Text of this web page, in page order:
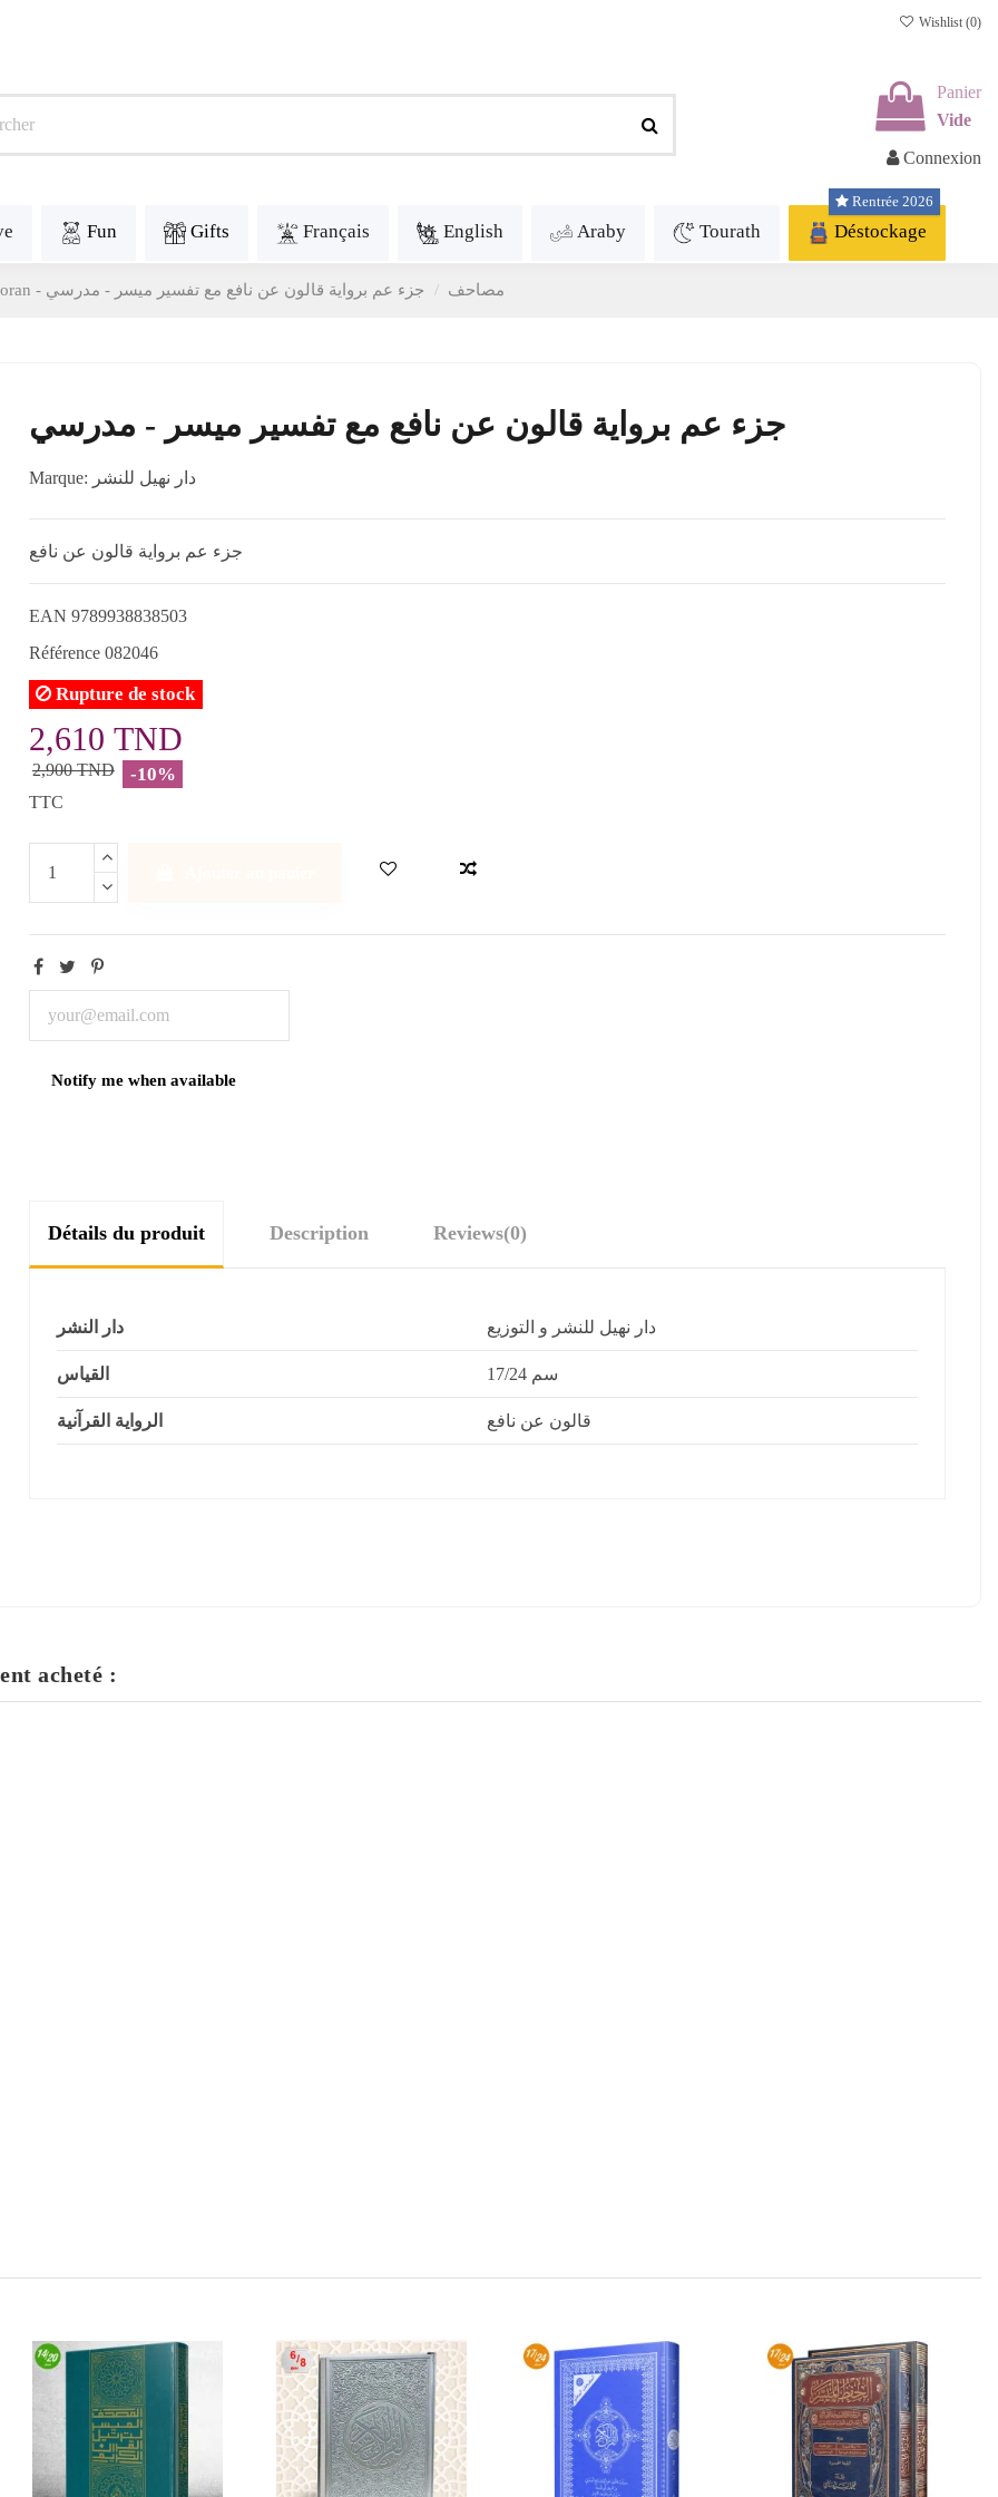
Wishlist (0)
Panier
Vide
Connexion
Fun Gifts Français English Araby Tourath Déstockage
Rentrée 2026
Coran - مصاحف جزء عم برواية قالون عن نافع مع تفسير ميسر - مدرسي
جزء عم برواية قالون عن نافع مع تفسير ميسر - مدرسي
Marque: دار نهيل للنشر
جزء عم برواية قالون عن نافع
EAN 9789938838503
Référence 082046
Rupture de stock
2,610 TND
2,900 TND -10%
TTC
Détails du produit Description Reviews(0)
دار النشر دار نهيل للنشر و التوزيع
القياس 17/24 سم
الرواية القرآنية قالون عن نافع
acheté :